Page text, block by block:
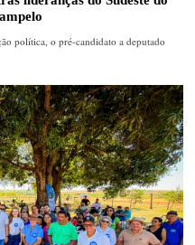
política, o pré-candidato a deputado